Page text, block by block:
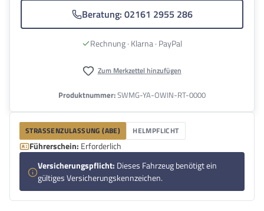
Beratung: 02161 2955 286
Rechnung · Klarna · PayPal
Zum Merkzettel hinzufügen
Produktnummer:SWMG-YA-OWIN-RT-0000
STRASSENZULASSUNG (ABE) HELMPFLICHT
Führerschein: Erforderlich
Versicherungspflicht: Dieses Fahrzeug benötigt ein
gültiges Versicherungskennzeichen.